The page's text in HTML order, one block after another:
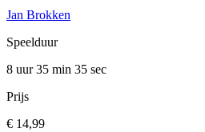
Jan Brokken
Speelduur
8 uur 35 min 35 sec
Prijs
€ 14,99